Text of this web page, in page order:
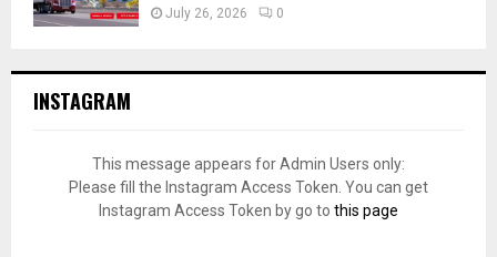
July 26, 2026 0
INSTAGRAM
This message appears for Admin Users only:
Please fill the Instagram Access Token. You can get
Instagram Access Token by go to this page